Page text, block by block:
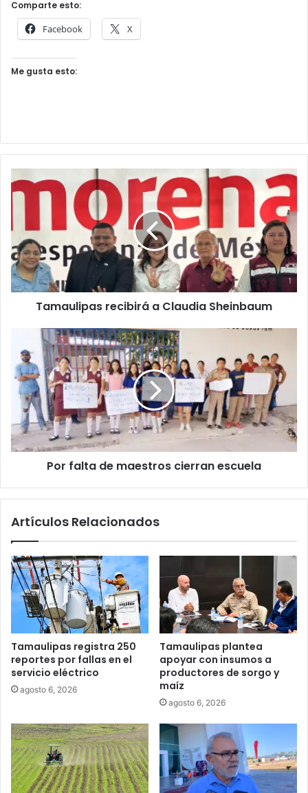
Comparte esto:
Facebook X
Me gusta esto:
Tamaulipas recibirá a Claudia Sheinbaum
Por falta de maestros cierran escuela
Artículos Relacionados
Tamaulipas registra 250
reportes por fallas en el
servicio eléctrico
agosto 6, 2026
Tamaulipas plantea
apoyar con insumos a
productores de sorgo y
maíz
agosto 6, 2026